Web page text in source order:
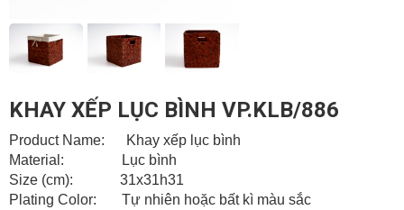
KHAY XẾP LỤC BÌNH VP.KLB/886
Product Name: Khay xếp lục bình
Material: Lục bình
Size (cm): 31x31h31
Plating Color: Tự nhiên hoặc bất kì màu sắc